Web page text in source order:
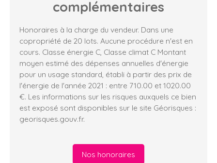
complémentaires
Honoraires à la charge du vendeur. Dans une
copropriété de 20 lots. Aucune procédure n'est en
cours. Classe énergie C, Classe climat C Montant
moyen estimé des dépenses annuelles d'énergie
pour un usage standard, établi à partir des prix de
l'énergie de l'année 2021 : entre 710.00 et 1020.00
€. Les informations sur les risques auxquels ce bien
est exposé sont disponibles sur le site Géorisques :
georisques.gouv.fr.
Nos honoraires